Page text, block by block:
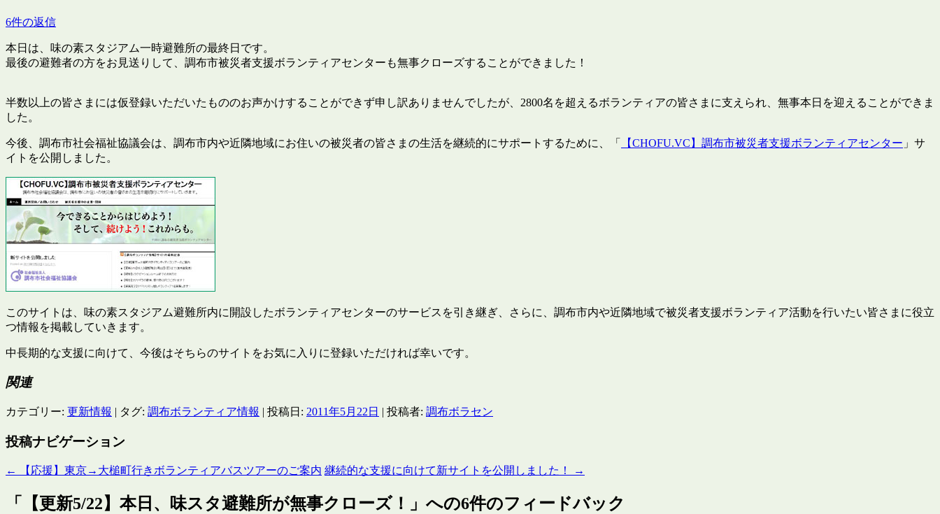
6件の返信
本日は、味の素スタジアム一時避難所の最終日です。
最後の避難者の方をお見送りして、調布市被災者支援ボランティアセンターも無事クローズすることができました！
半数以上の皆さまには仮登録いただいたもののお声かけすることができず申し訳ありませんでしたが、2800名を超えるボランティアの皆さまに支えられ、無事本日を迎えることができま
した。
今後、調布市社会福祉協議会は、調布市内や近隣地域にお住いの被災者の皆さまの生活を継続的にサポートするために、「 【CHOFU.VC】調布市被災者支援ボランティアセンター 」サ
イトを公開しました。
このサイトは、味の素スタジアム避難所内に開設したボランティアセンターのサービスを引き継ぎ、さらに、調布市内や近隣地域で被災者支援ボランティア活動を行いたい皆さまに役立
つ情報を掲載していきます。
中長期的な支援に向けて、今後はそちらのサイトをお気に入りに登録いただければ幸いです。
関連
カテゴリー: 更新情報 | タグ: 調布ボランティア情報 | 投稿日: 2011年5月22日 | 投稿者: 調布ボラセン
投稿ナビゲーション
← 【応援】東京→大槌町行きボランティアバスツアーのご案内 継続的な支援に向けて新サイトを公開しました！ →
「 【更新5/22】本日、味スタ避難所が無事クローズ！ 」への6件のフィードバック